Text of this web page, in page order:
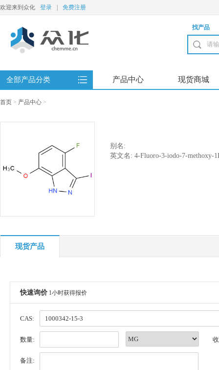
欢迎来到众化 登录 免费注册
找产品
全部产品分类 产品中心 现货商城
首页 > 产品中心 >
别名:
英文名: 4-Fluoro-3-iodo-7-methoxy-
现货产品
快速询价 1小时获得报价
CAS:
数量:
备注: